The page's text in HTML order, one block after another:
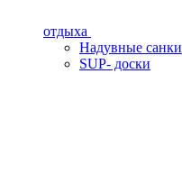
отдыха
Надувные санки
SUP- доски